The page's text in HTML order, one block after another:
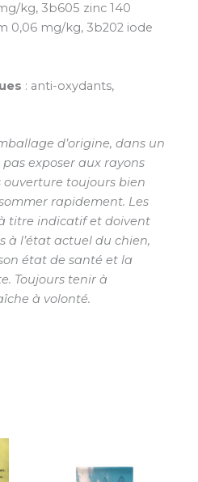
kg, 3b605 zinc 140
0,06 mg/kg, 3b202 iode
: anti-oxydants,
d’origine, dans un
exposer aux rayons
ouverture toujours bien
rapidement. Les
titre indicatif et doivent
à l’état actuel du chien,
état de santé et la
Toujours tenir à
à volonté.